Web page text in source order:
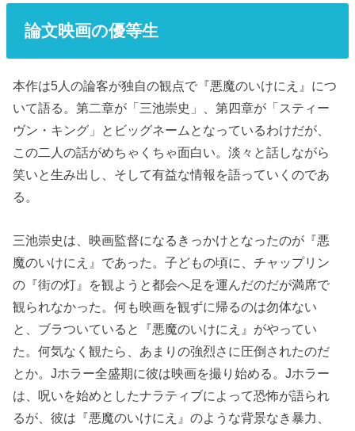
論文映画の優等生
本作は5人の論客が独自の観点で『悪魔のいけにえ』につ
いて語る。第二章が「三池崇史」、第四章が「スティー
ヴン・キング」とビッグネームとなっているわけだが、
この二人の話がめちゃくちゃ面白い。淡々と話しながら
笑いと生み出し、そして有益な情報を語っていくのであ
る。
三池崇史は、映画監督になるきっかけとなったのが『悪
魔のいけにえ』であった。子どもの頃に、チャップリン
の『街の灯』を観ようと都会へ足を運んだのだが満席で
観られなかった。何も映画を観ずに帰るのは勿体ない
と、ブラついていると『悪魔のいけにえ』がやってい
た。何気なく観たら、あまりの強烈さに圧倒されたのだ
とか。Jホラー全盛期に彼は映画を撮り始める。Jホラー
は、呪いを始めとしたナラティブによって恐怖が語られ
るが、彼は『悪魔のいけにえ』のような背景なき暴力、